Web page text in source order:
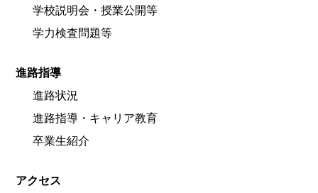
学校説明会・授業公開等
学力検査問題等
進路指導
進路状況
進路指導・キャリア教育
卒業生紹介
アクセス